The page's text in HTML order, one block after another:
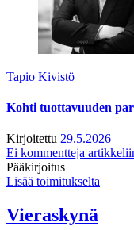
Tapio Kivistö
Kohti tuottavuuden
Kirjoitettu 29.5.2026
Ei kommentteja
Pääkirjoitus
Lisää toimitukselta
Vieraskynä